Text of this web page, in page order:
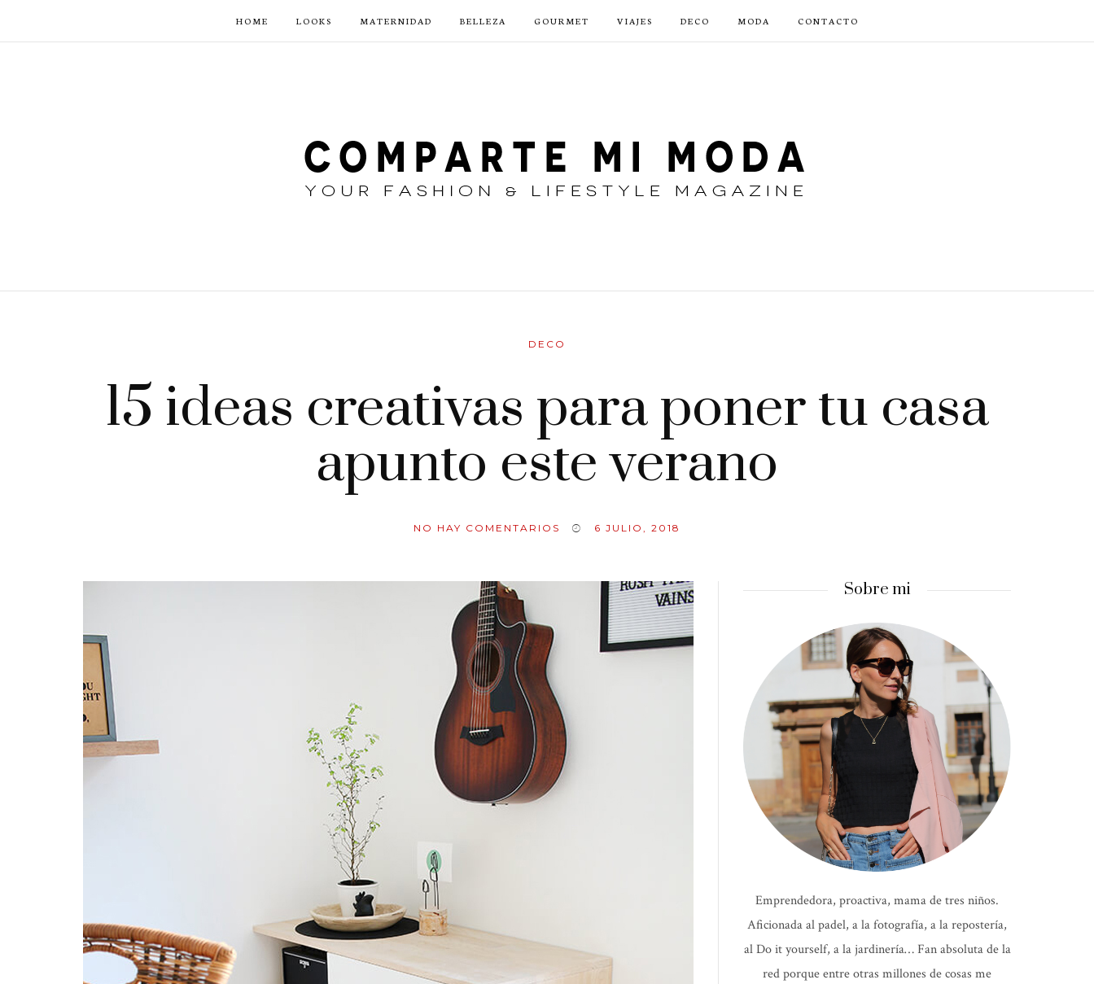
HOME LOOKS MATERNIDAD BELLEZA GOURMET VIAJES DECO MODA CONTACTO
DECO
15 ideas creativas para poner tu casa
apunto este verano
NO HAY COMENTARIOS 6 JULIO, 2018
Sobre mi
Emprendedora, proactiva, mama de tres niños.
Aficionada al padel, a la fotografía, a la repostería,
al Do it yourself, a la jardinería… Fan absoluta de la
red porque entre otras millones de cosas me